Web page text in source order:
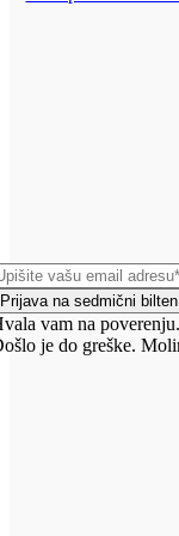
Prijava na sedmični bilten
vam na
je do greške.